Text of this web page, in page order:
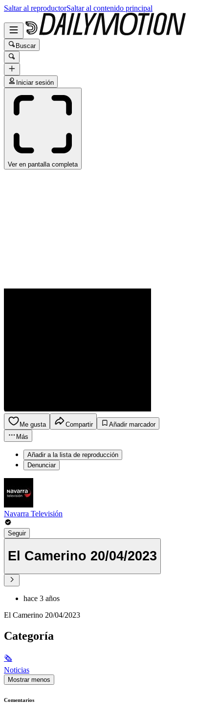
Saltar al reproductorSaltar al contenido principal
Buscar
Iniciar sesión
Ver en pantalla completa
Me gusta Compartir
Añadir marcador
Más
Añadir a la lista de reproducción
Denunciar
Navarra Televisión
Seguir
El Camerino 20/04/2023
hace 3 años
El Camerino 20/04/2023
Categoría
🗞
Noticias
Mostrar menos
Comentarios